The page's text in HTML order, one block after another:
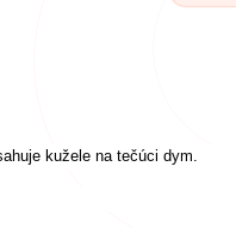
kužele na tečúci dym.